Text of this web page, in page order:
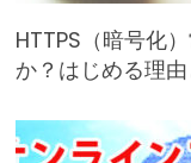
HTTPS（暗号化
か？はじめる理